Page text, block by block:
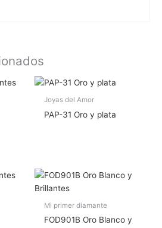
Joyas del Amor
PAP-31 Oro y plata
Mi primer diamante
FOD901B Oro Blanco y